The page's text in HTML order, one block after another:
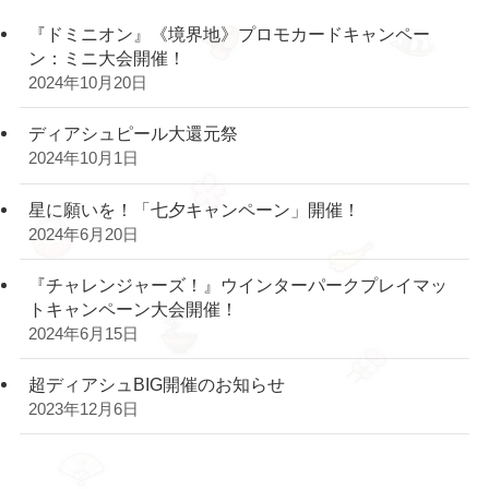
『ドミニオン』《境界地》プロモカードキャンペー
ン：ミニ大会開催！
2024年10月20日
ディアシュピール大還元祭
2024年10月1日
星に願いを！「七夕キャンペーン」開催！
2024年6月20日
『チャレンジャーズ！』ウインターパークプレイマッ
トキャンペーン大会開催！
2024年6月15日
超ディアシュBIG開催のお知らせ
2023年12月6日